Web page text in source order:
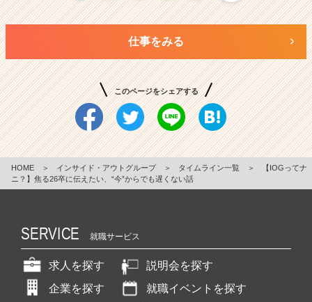
仕事をみる
このページをシェアする
HOME ＞ インサイド・アウトグループ ＞ タイムライン一覧 ＞
【IOGってナ
ニ？】焦る26卒に伝えたい、“今”からでも遅くない話
SERVICE 就職サービス
求人を探す
説明会を探す
企業を探す
就職イベントを探す